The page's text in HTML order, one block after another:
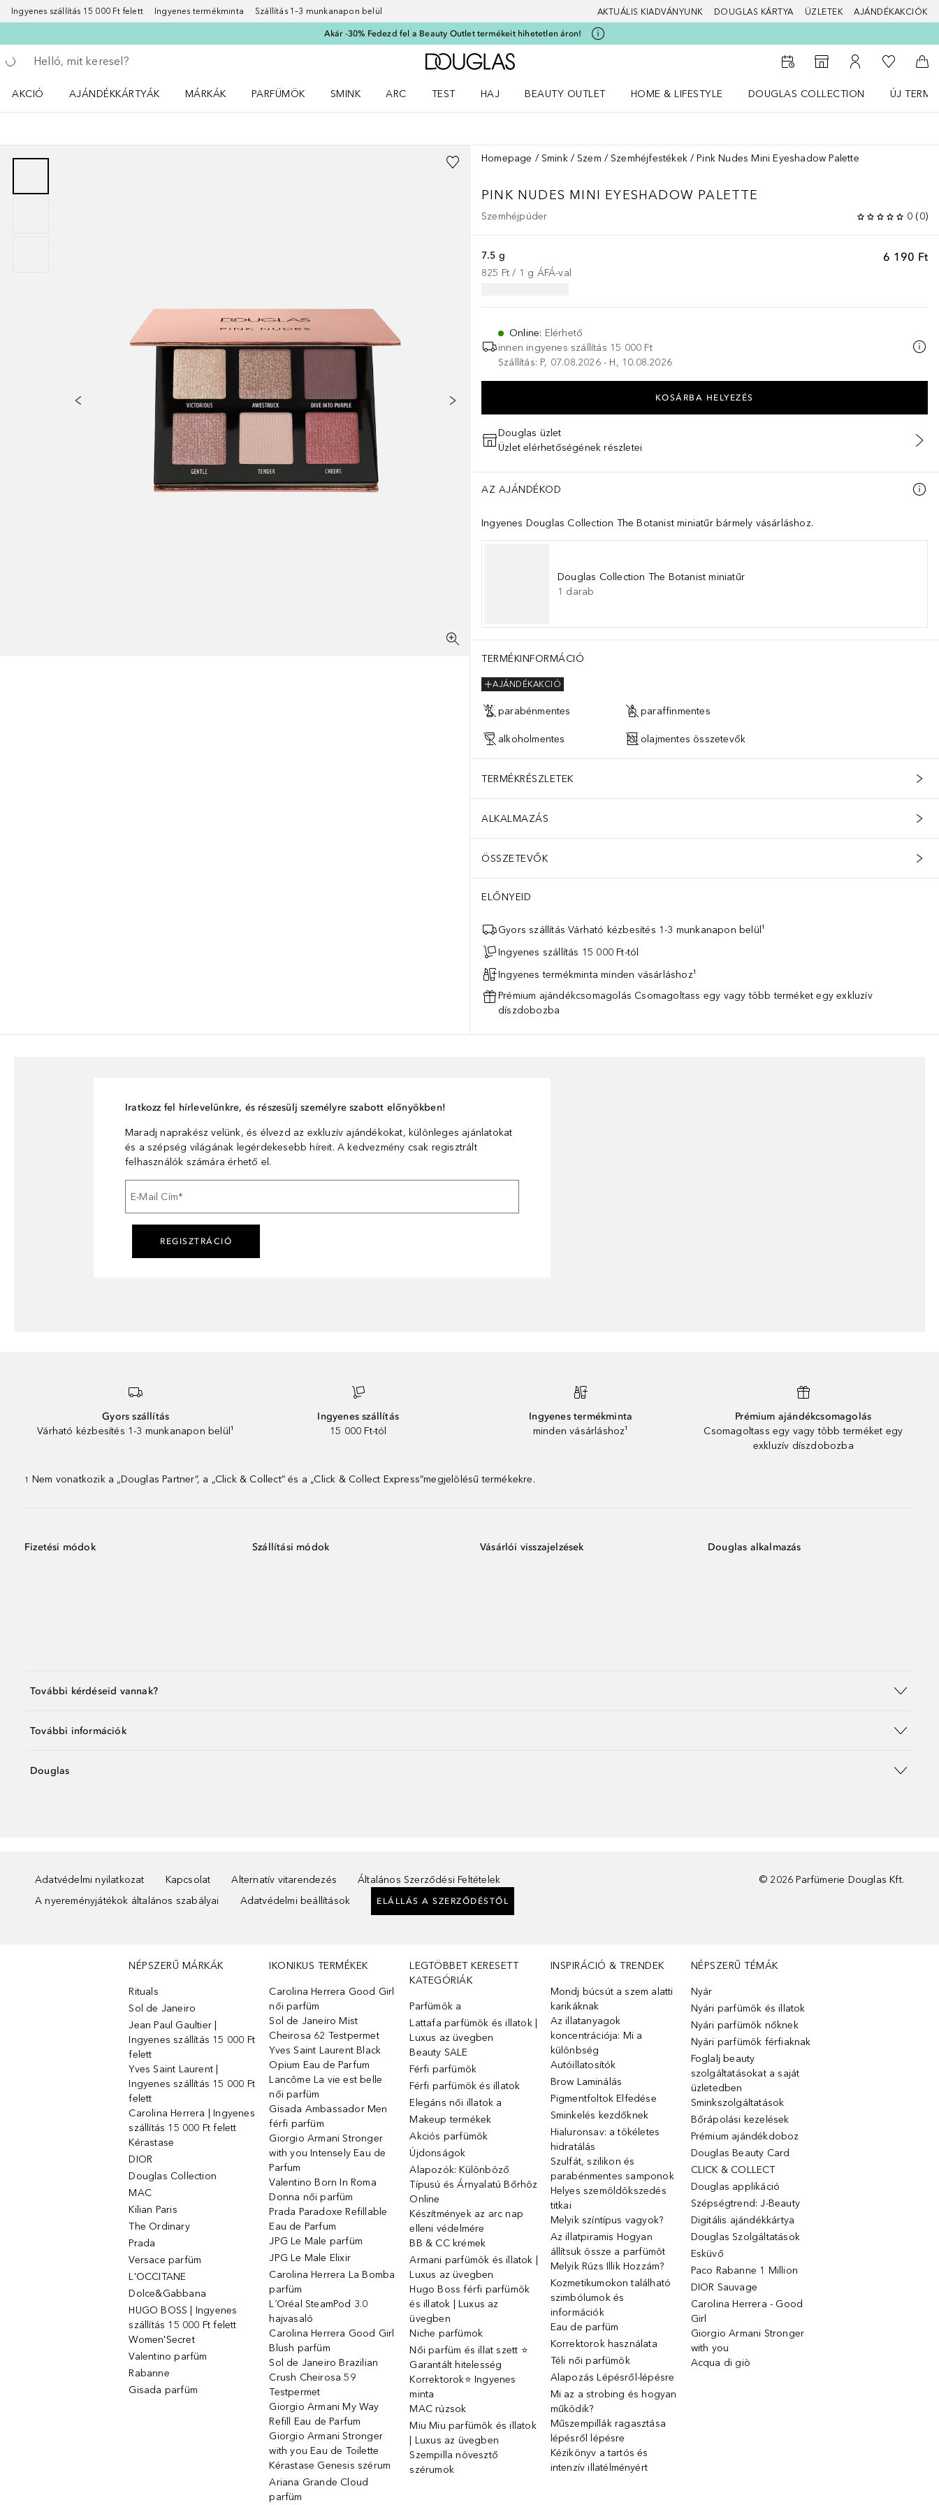
Ingyenes szállítás 15 000 Ft felett Ingyenes termékminta Szállítás 1–3 munkanapon belül AKTUÁLIS KIADVÁNYUNK DOUGLAS KÁRTYA ÜZLETEK AJÁNDÉKAKCIÓK
Akár -30% Fedezd fel a Beauty Outlet termékeit hihetetlen áron!
Menj vissza
Keresés végrehajtása
A Douglas Főoldalra
Az üzletkeresőhöz
A fiókomhoz
A
AKCIÓ
AJÁNDÉKKÁRTYÁK
MÁRKÁK
PARFÜMÖK
SMINK
ARC
TEST
HAJ
BEAUTY OUTLET
HOME & LIFESTYLE
DOUGLAS COLLECTION
ÚJ
Homepage Smink Szem Szemhéjfestékek Pink Nudes Mini Eyeshadow Palette
PINK NUDES MINI EYESHADOW PALETTE
Szemhéjpúder 0 (0)
6 190 Ft
7.5 g
825 Ft / 1 g ÁFÁ-val
Online: Elérhető
innen ingyenes szállítás 15 000 Ft
Szállítás: P, 07.08.2026 - H, 10.08.2026
KOSÁRBA HELYEZÉS
Douglas üzlet
Üzlet elérhetőségének részletei
AZ AJÁNDÉKOD
Ingyenes Douglas Collection The Botanist miniatűr bármely vásárláshoz.
Douglas Collection The Botanist miniatűr
1 darab
TERMÉKINFORMÁCIÓ
AJÁNDÉKAKCIÓ
parabénmentes paraffinmentes
alkoholmentes olajmentes összetevők
TERMÉKRÉSZLETEK
ALKALMAZÁS
ÖSSZETEVŐK
ELŐNYEID
Gyors szállítás Várható kézbesítés 1-3 munkanapon belül¹
Ingyenes szállítás 15 000 Ft-tól
Ingyenes termékminta minden vásárláshoz¹
Prémium ajándékcsomagolás Csomagoltass egy vagy több terméket egy exkluzív
díszdobozba
Iratkozz fel hírlevelünkre, és részesülj személyre szabott előnyökben!
Maradj naprakész velünk, és élvezd az exkluzív ajándékokat, különleges ajánlatokat
és a szépség világának legérdekesebb híreit. A kedvezmény csak regisztrált
felhasználók számára érhető el.
E-Mail Cím*
REGISZTRÁCIÓ
Gyors szállítás
Várható kézbesítés 1-3 munkanapon belül¹
Ingyenes szállítás
15 000 Ft-tól
Ingyenes termékminta
minden vásárláshoz¹
Prémium ajándékcsomagolás
Csomagoltass egy vagy több terméket egy
exkluzív díszdobozba
1 Nem vonatkozik a „Douglas Partner”, a „Click & Collect” és a „Click & Collect Express”megjelölésű termékekre.
Fizetési módok Szállítási módok Vásárlói visszajelzések Douglas alkalmazás
További kérdéseid vannak?
További információk
Douglas
Adatvédelmi nyilatkozat Kapcsolat Alternatív vitarendezés
Általános Szerződési Feltételek
A nyereményjátékok általános szabályai
Adatvédelmi beállítások ELÁLLÁS A SZERZŐDÉSTŐL
© 2026 Parfümerie Douglas Kft.
NÉPSZERŰ MÁRKÁK
Rituals
Sol de Janeiro
Jean Paul Gaultier |
Ingyenes szállítás 15 000 Ft
felett
Yves Saint Laurent |
Ingyenes szállítás 15 000 Ft
felett
Carolina Herrera | Ingyenes
szállítás 15 000 Ft felett
Kérastase
DIOR
Douglas Collection
MAC
Kilian Paris
The Ordinary
Prada
Versace parfüm
L'OCCITANE
Dolce&Gabbana
HUGO BOSS | Ingyenes
szállítás 15 000 Ft felett
Women'Secret
Valentino parfüm
Rabanne
Gisada parfüm
IKONIKUS TERMÉKEK
Carolina Herrera Good Girl
női parfüm
Sol de Janeiro Mist
Cheirosa 62 Testpermet
Yves Saint Laurent Black
Opium Eau de Parfum
Lancôme La vie est belle
női parfüm
Gisada Ambassador Men
férfi parfüm
Giorgio Armani Stronger
with you Intensely Eau de
Parfum
Valentino Born In Roma
Donna női parfüm
Prada Paradoxe Refillable
Eau de Parfum
JPG Le Male parfüm
JPG Le Male Elixir
Carolina Herrera La Bomba
parfüm
L´Oréal SteamPod 3.0
hajvasaló
Carolina Herrera Good Girl
Blush parfüm
Sol de Janeiro Brazilian
Crush Cheirosa 59
Testpermet
Giorgio Armani My Way
Refill Eau de Parfum
Giorgio Armani Stronger
with you Eau de Toilette
Kérastase Genesis szérum
Ariana Grande Cloud
parfüm
LEGTÖBBET KERESETT
KATEGÓRIÁK
Parfümök ️a
Lattafa parfümök és illatok |
Luxus az üvegben
Beauty SALE
Férfi parfümök
Férfi parfümök és illatok
Elegáns női illatok ️a
Makeup termékek
Akciós parfümök
Újdonságok
Alapozók: Különböző
Típusú és Árnyalatú Bőrhöz
Online
Készítmények az arc nap
elleni védelmére
BB & CC krémek
Armani parfümök és illatok |
Luxus az üvegben
Hugo Boss férfi parfümök
és illatok | Luxus az
üvegben
Niche parfümok
Női parfüm és illat szett ⭐
Garantált hitelesség
Korrektorok⭐ Ingyenes
minta
MAC rúzsok
Miu Miu parfümök és illatok
| Luxus az üvegben
Szempilla növesztő
szérumok
INSPIRÁCIÓ & TRENDEK
Mondj búcsút a szem alatti
karikáknak
Az illatanyagok
koncentrációja: Mi a
különbség
Autóillatosítók
Brow Laminálás
Pigmentfoltok Elfedése
Sminkelés kezdőknek
Hialuronsav: a tökéletes
hidratálás
Szulfát, szilikon és
parabénmentes samponok
Helyes szemöldökszedés
titkai
Melyik színtípus vagyok?
Az illatpiramis Hogyan
állítsuk össze a parfümöt
Melyik Rúzs Illik Hozzám?
Kozmetikumokon található
szimbólumok és
információk
Eau de parfüm
Korrektorok használata
Téli női parfümök
Alapozás Lépésről-lépésre
Mi az a strobing és hogyan
működik?
Műszempillák ragasztása
lépésről lépésre
Kézikönyv a tartós és
intenzív illatélményért
NÉPSZERŰ TÉMÁK
Nyár
Nyári parfümök és illatok
Nyári parfümök nőknek
Nyári parfümök férfiaknak
Foglalj beauty
szolgáltatásokat a saját
üzletedben
Sminkszolgáltatások
Bőrápolási kezelések
Prémium ajándékdoboz
Douglas Beauty Card
CLICK & COLLECT
Douglas applikáció
Szépségtrend: J-Beauty
Digitális ajándékkártya
Douglas Szolgáltatások
Esküvő
Paco Rabanne 1 Million
DIOR Sauvage
Carolina Herrera - Good
Girl
Giorgio Armani Stronger
with you
Acqua di giò